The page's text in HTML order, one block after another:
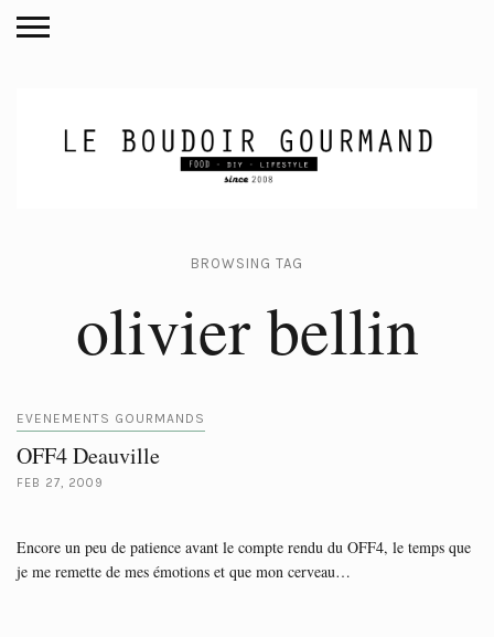
BROWSING TAG
olivier bellin
EVENEMENTS GOURMANDS
OFF4 Deauville
FEB 27, 2009
Encore un peu de patience avant le compte rendu du OFF4, le temps que
je me remette de mes émotions et que mon cerveau…